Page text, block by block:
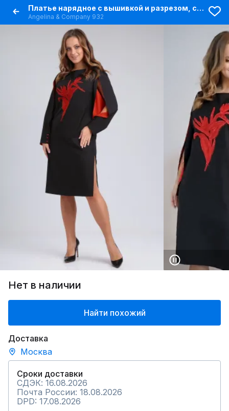
Платье нарядное с вышивкой и разрезом, стиль классика
Angelina & Сompany 932
Нет в наличии
Найти похожий
Доставка
Москва
Сроки доставки
СДЭК: 16.08.2026
Почта России: 18.08.2026
DPD: 17.08.2026